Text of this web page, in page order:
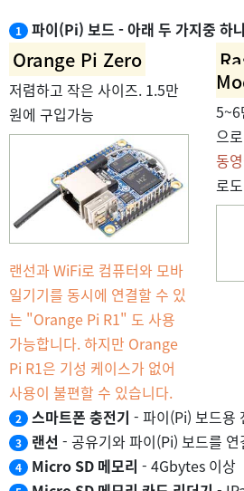
1 파이(Pi) 보드 - 아래 두 가지중 하
Orange Pi Zero
저렴하고 작은 사이즈. 1.5만
원에 구입가능
랜선과 WiFi로 컴퓨터와 모바
일기기를 동시에 연결할 수 있
는 "Orange Pi R1" 도 사용
가능합니다. 하지만 Orange
Pi R1은 기성 케이스가 없어
사용이 불편할 수 있습니다.
5~6
으
동
로
2 스마트폰 충전기 - 파이(Pi) 보드용
3 랜선 - 공유기와 파이(Pi) 보드를 연
4 Micro SD 메모리 - 4Gbytes 이상